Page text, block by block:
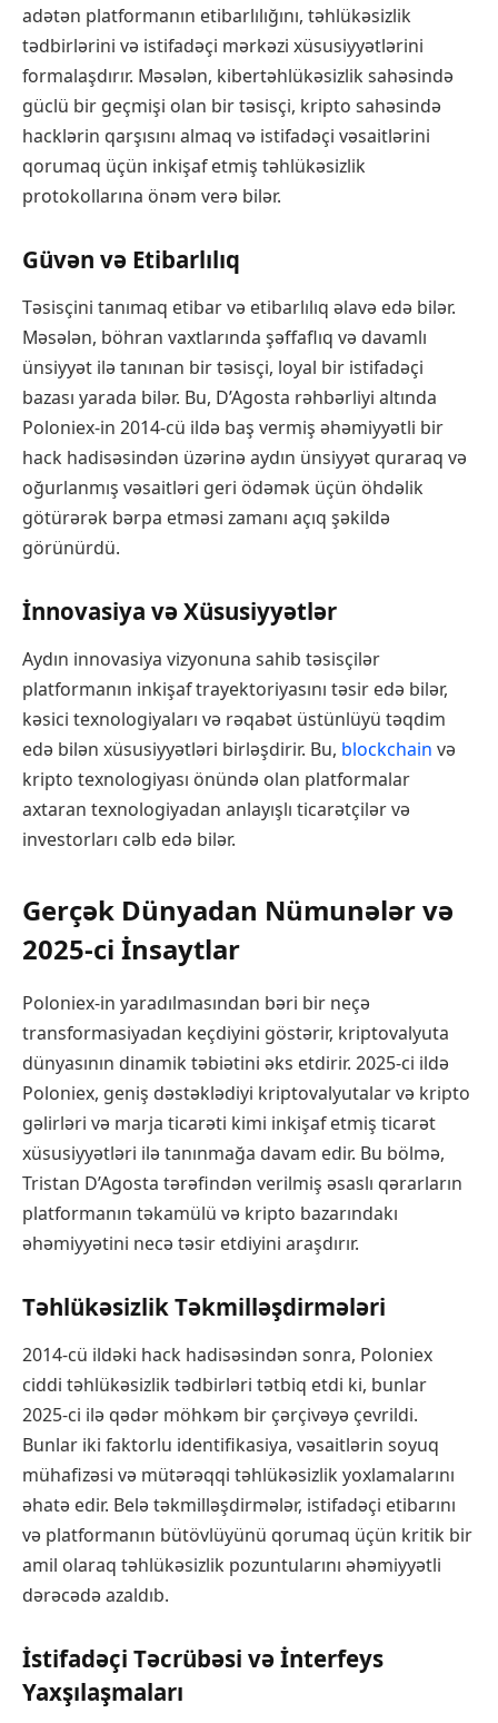
adətən platformanın etibarlılığını, təhlükəsizlik
tədbirlərini və istifadəçi mərkəzi xüsusiyyətlərini
formalaşdırır. Məsələn, kibertəhlükəsizlik sahəsində
güclü bir geçmişi olan bir təsisçi, kripto sahəsində
hacklərin qarşısını almaq və istifadəçi vəsaitlərini
qorumaq üçün inkişaf etmiş təhlükəsizlik
protokollarına önəm verə bilər.
Güvən və Etibarlılıq
Təsisçini tanımaq etibar və etibarlılıq əlavə edə bilər.
Məsələn, böhran vaxtlarında şəffaflıq və davamlı
ünsiyyət ilə tanınan bir təsisçi, loyal bir istifadəçi
bazası yarada bilər. Bu, D’Agosta rəhbərliyi altında
Poloniex-in 2014-cü ildə baş vermiş əhəmiyyətli bir
hack hadisəsindən üzərinə aydın ünsiyyət quraraq və
oğurlanmış vəsaitləri geri ödəmək üçün öhdəlik
götürərək bərpa etməsi zamanı açıq şəkildə
görünürdü.
İnnovasiya və Xüsusiyyətlər
Aydın innovasiya vizyonuna sahib təsisçilər
platformanın inkişaf trayektoriyasını təsir edə bilər,
kəsici texnologiyaları və rəqabət üstünlüyü təqdim
edə bilən xüsusiyyətləri birləşdirir. Bu, blockchain və
kripto texnologiyası önündə olan platformalar
axtaran texnologiyadan anlayışlı ticarətçilər və
investorları cəlb edə bilər.
Gerçək Dünyadan Nümunələr və
2025-ci İnsaytlar
Poloniex-in yaradılmasından bəri bir neçə
transformasiyadan keçdiyini göstərir, kriptovalyuta
dünyasının dinamik təbiətini əks etdirir. 2025-ci ildə
Poloniex, geniş dəstəklədiyi kriptovalyutalar və kripto
gəlirləri və marja ticarəti kimi inkişaf etmiş ticarət
xüsusiyyətləri ilə tanınmağa davam edir. Bu bölmə,
Tristan D’Agosta tərəfindən verilmiş əsaslı qərarların
platformanın təkamülü və kripto bazarındakı
əhəmiyyətini necə təsir etdiyini araşdırır.
Təhlükəsizlik Təkmilləşdirmələri
2014-cü ildəki hack hadisəsindən sonra, Poloniex
ciddi təhlükəsizlik tədbirləri tətbiq etdi ki, bunlar
2025-ci ilə qədər möhkəm bir çərçivəyə çevrildi.
Bunlar iki faktorlu identifikasiya, vəsaitlərin soyuq
mühafizəsi və mütərəqqi təhlükəsizlik yoxlamalarını
əhatə edir. Belə təkmilləşdirmələr, istifadəçi etibarını
və platformanın bütövlüyünü qorumaq üçün kritik bir
amil olaraq təhlükəsizlik pozuntularını əhəmiyyətli
dərəcədə azaldıb.
İstifadəçi Təcrübəsi və İnterfeys
Yaxşılaşmaları